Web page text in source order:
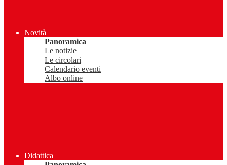
Novità
Panoramica
Le notizie
Le circolari
Calendario eventi
Albo online
Didattica